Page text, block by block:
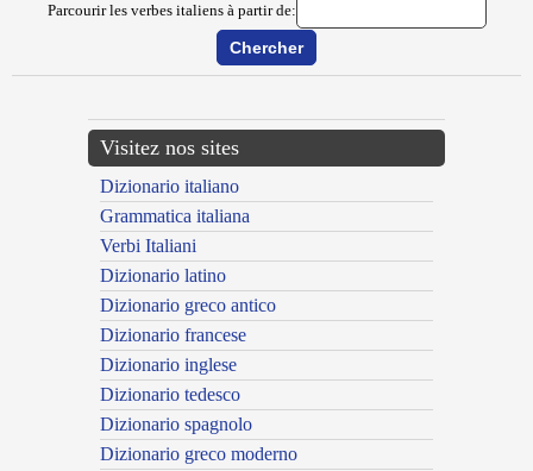
Parcourir les verbes italiens à partir de:
Visitez nos sites
Dizionario italiano
Grammatica italiana
Verbi Italiani
Dizionario latino
Dizionario greco antico
Dizionario francese
Dizionario inglese
Dizionario tedesco
Dizionario spagnolo
Dizionario greco moderno